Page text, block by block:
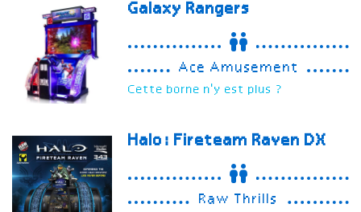
Galaxy Rangers
Ace Amusement
Cette borne n'y est plus ?
Halo: Fireteam RavenDX
Raw Thrills